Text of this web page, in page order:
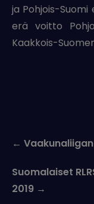
ja Pohjois-Suomi
erä voitto
Kaakkois-
navigation
←
Suomalaiset
2019 →